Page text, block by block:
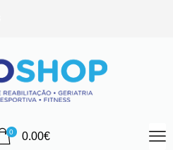
0 0.00€